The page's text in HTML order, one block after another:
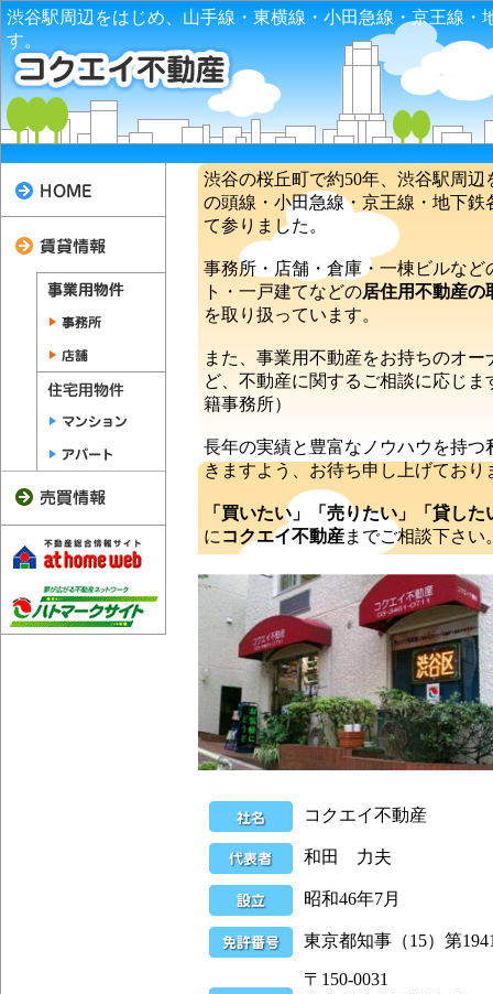
渋谷駅周辺をはじめ、山手線・東横線・小田急線・京王線
す。
渋谷の桜丘町で約50年、渋谷駅周
の頭線・小田急線・京王線・地下
て参りました。
事務所・店舗・倉庫・一棟ビルなど
ト・一戸建てなどの居住用不動産の
を取り扱っています。
また、事業用不動産をお持ちのオ
ど、不動産に関するご相談に応じ
籍事務所）
長年の実績と豊富なノウハウを持
きますよう、お待ち申し上げており
「買いたい」「売りたい」「貸し
に コクエイ不動産までご相談下さ
コクエイ不動産
和田 力夫
昭和46年7月
東京都知事（15）第
〒150-0031